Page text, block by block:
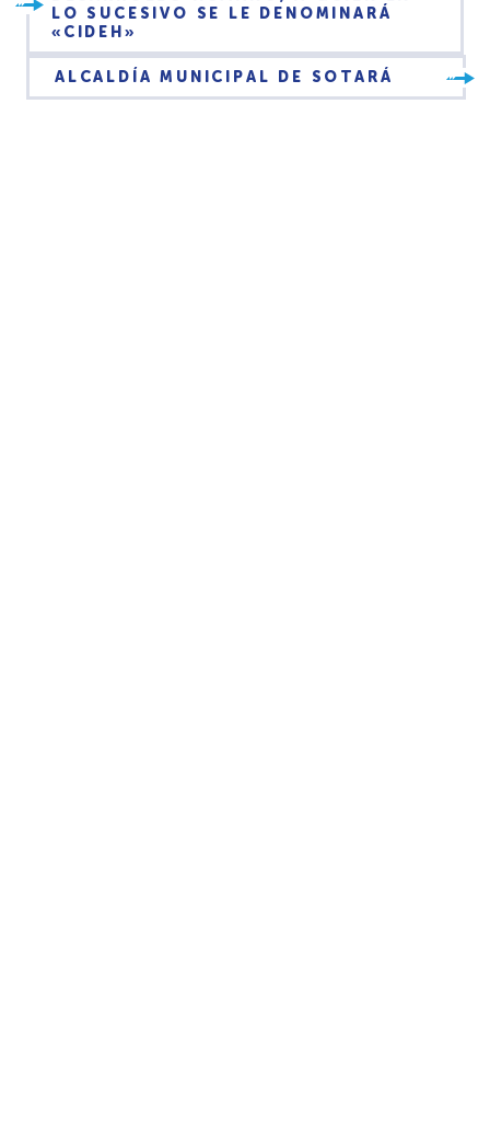
LO SUCESIVO SE LE DENOMINARÁ
«CIDEH»
ALCALDÍA MUNICIPAL DE SOTARÁ